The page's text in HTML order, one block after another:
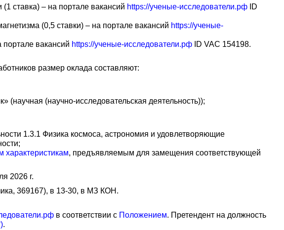
ставка) – на портале вакансий https://ученые-исследователи.рф ID
(0,5 ставки) – на портале вакансий https://ученые-
портале вакансий https://ученые-исследователи.рф ID VAC 154198.
размер оклада составляют:
(научная (научно-исследовательская деятельность));
1.3.1 Физика космоса, астрономия и удовлетворяющие
, предъявляемым для замещения соответствующей
2026 г.
369167), в 13-30, в МЗ КОН.
в соответствии с Положением. Претендент на должность
.